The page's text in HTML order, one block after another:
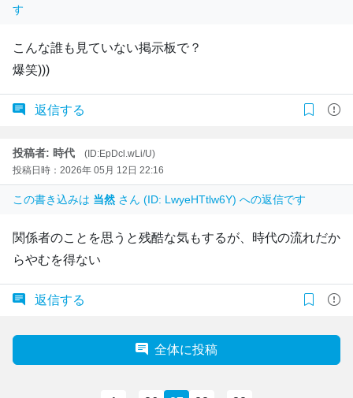
す
こんな誰も見ていない掲示板で？
爆笑)))
返信する
投稿者: 時代
(ID:EpDcl.wLi/U)
投稿日時：2026年 05月 12日 22:16
この書き込みは 当然 さん (ID: LwyeHTtlw6Y) への返信です
関係者のことを思うと残酷な気もするが、時代の流れだか
らやむを得ない
返信する
全体に投稿